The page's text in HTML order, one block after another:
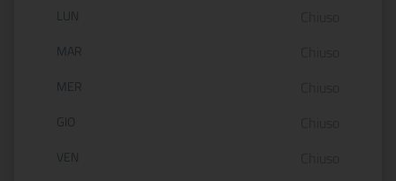
Orario di apertura:
LUN
MAR
MER
GIO
VEN